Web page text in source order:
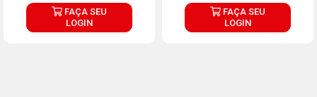
FAÇA SEU
LOGIN
FAÇA SEU
LOGIN